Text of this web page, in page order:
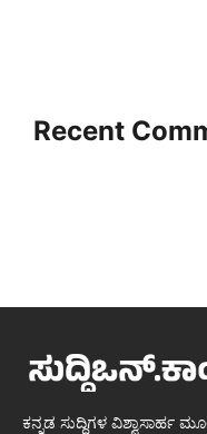
Recent
ಕನ್ನಡ ಸುದ್ದಿಗಳ ವಿಶ್ವಾಸಾರ್ಹ